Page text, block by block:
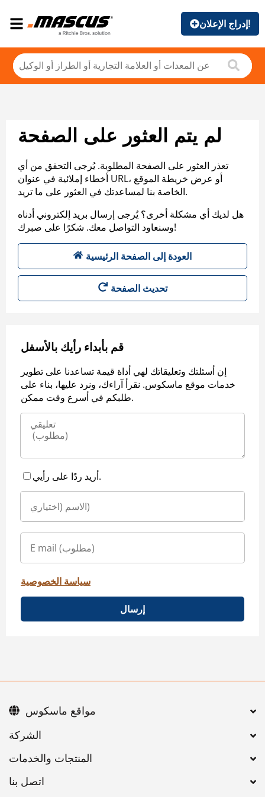
إدراج الإعلان!
لم يتم العثور على الصفحة
تعذر العثور على الصفحة المطلوبة. يُرجى التحقق من أي
أخطاء إملائية في عنوان URL، أو عرض خريطة الموقع
الخاصة بنا لمساعدتك في العثور على ما تريد.
هل لديك أي مشكلة أخرى؟ يُرجى إرسال بريد إلكتروني أدناه
وسنعاود التواصل معك. شكرًا على صبرك!
العودة إلى الصفحة الرئيسية
تحديث الصفحة
قم بأبداء رأيك بالأسفل
إن أسئلتك وتعليقاتك لهي أداة قيمة تساعدنا على تطوير
خدمات موقع ماسكوس. نقرأ آراءك، ونرد عليها، بناء على
طلبكم في أسرع وقت ممكن.
أريد ردًا على رأيي.
سياسة الخصوصية
إرسال
اتصل بنا
مواقع ماسكوس